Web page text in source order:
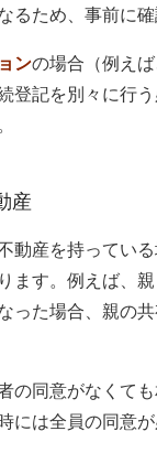
るため、事前に確
ンの場合（例えば
登記を別々に行
産
動産を持ってい
ます。例えば、
った場合、親の
の同意がなくて
には全員の同意